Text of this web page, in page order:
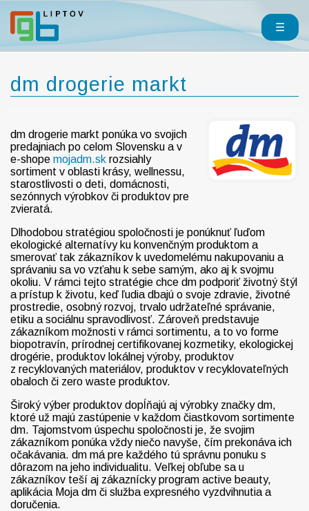
☰
dm drogerie markt
dm drogerie markt ponúka vo svojich
predajniach po celom Slovensku a v
e-shope mojadm.sk rozsiahly
sortiment v oblasti krásy, wellnessu,
starostlivosti o deti, domácnosti,
sezónnych výrobkov či produktov pre
zvieratá.
Dlhodobou stratégiou spoločnosti je ponúknuť ľuďom
ekologické alternatívy ku konvenčným produktom a
smerovať tak zákazníkov k uvedomelému nakupovaniu a
správaniu sa vo vzťahu k sebe samým, ako aj k svojmu
okoliu. V rámci tejto stratégie chce dm podporiť životný štýl
a prístup k životu, keď ľudia dbajú o svoje zdravie, životné
prostredie, osobný rozvoj, trvalo udržateľné správanie,
etiku a sociálnu spravodlivosť. Zároveň predstavuje
zákazníkom možnosti v rámci sortimentu, a to vo forme
biopotravín, prírodnej certifikovanej kozmetiky, ekologickej
drogérie, produktov lokálnej výroby, produktov
z recyklovaných materiálov, produktov v recyklovateľných
obaloch či zero waste produktov.
Široký výber produktov dopĺňajú aj výrobky značky dm,
ktoré už majú zastúpenie v každom čiastkovom sortimente
dm. Tajomstvom úspechu spoločnosti je, že svojim
zákazníkom ponúka vždy niečo navyše, čím prekonáva ich
očakávania. dm má pre každého tú správnu ponuku s
dôrazom na jeho individualitu. Veľkej obľube sa u
zákazníkov teší aj zákaznícky program active beauty,
aplikácia Moja dm či služba expresného vyzdvihnutia a
doručenia.